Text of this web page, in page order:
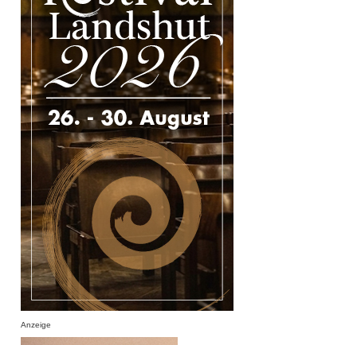
Anzeige